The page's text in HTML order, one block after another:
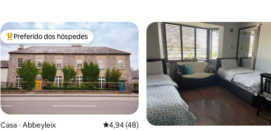
Entre os melhores preferidos dos hóspedes
Preferido dos hóspedes
Casa ⋅ Abbeyleix 4,94 de uma avaliação média de 5, 48 avaliações
4,94 (48)